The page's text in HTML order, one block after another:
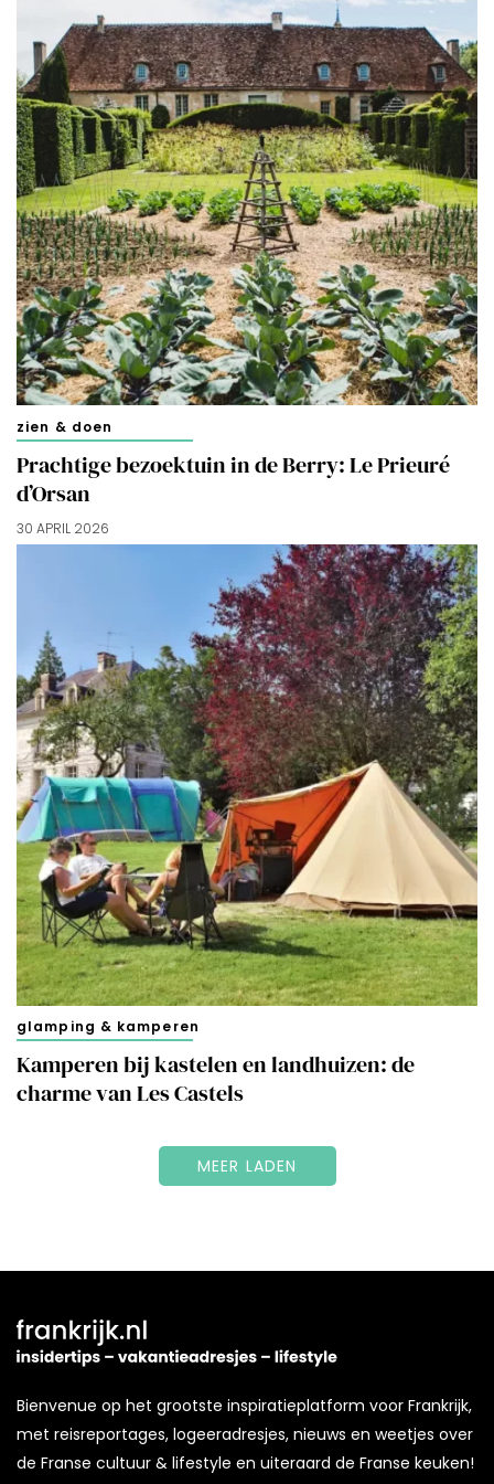
van derde partijen om gepersonaliseerde advertenties te
tonen en/of de inhoud van de advertenties op je
voorkeuren af te stemmen. Je kunt je voorkeuren
beheren via ‘Zelf instellen’. Klik je op ‘Accepteren en
doorgaan’ dan ga je akkoord met het gebruik van alle
cookies zoals omschreven in onzeCookieverklaring
Merci!
zien & doen
Prachtige bezoektuin in de Berry: Le Prieuré
d’Orsan
30 APRIL 2026
glamping & kamperen
Kamperen bij kastelen en landhuizen: de
charme van Les Castels
MEER LADEN
Bienvenue op het grootste inspiratieplatform voor Frankrijk,
met reisreportages, logeeradresjes, nieuws en weetjes over
de Franse cultuur & lifestyle en uiteraard de Franse keuken!